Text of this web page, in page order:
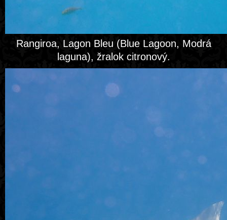
Rangiroa, Lagon Bleu (Blue Lagoon, Modrá
laguna), žralok citronový.